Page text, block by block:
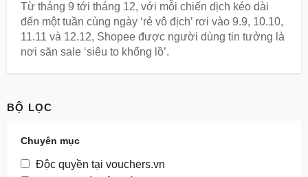
Từ tháng 9 tới tháng 12, với mỗi chiến dịch kéo dài
đến một tuần cùng ngày ‘rẻ vô địch’ rơi vào 9.9, 10.10,
11.11 và 12.12, Shopee được người dùng tin tưởng là
nơi săn sale ‘siêu to khổng lồ’.
BỘ LỌC
Chuyên mục
Độc quyền tại vouchers.vn